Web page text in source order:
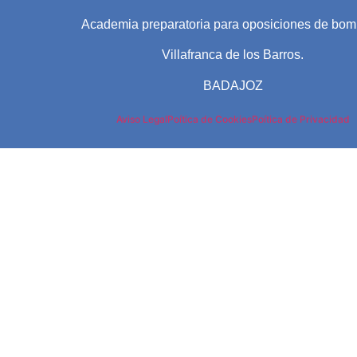
Academia preparatoria para oposiciones de
Villafranca de los Barros.
BADAJOZ
Aviso LegalPoítica de CookiesPoítica de Privacidad